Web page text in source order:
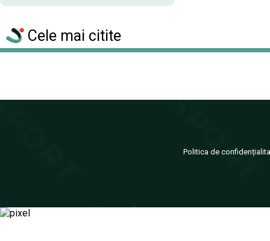
Cele mai citite
Politica de